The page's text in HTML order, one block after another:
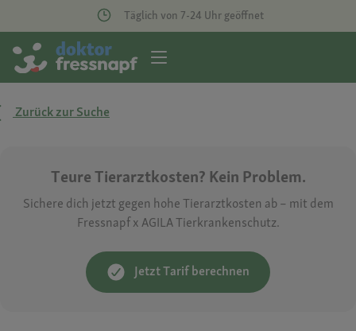
Täglich von 7-24 Uhr geöffnet
Zurück zur Suche
Teure Tierarztkosten? Kein Problem.
Sichere dich jetzt gegen hohe Tierarztkosten ab – mit dem
Fressnapf x AGILA Tierkrankenschutz.
Jetzt Tarif berechnen